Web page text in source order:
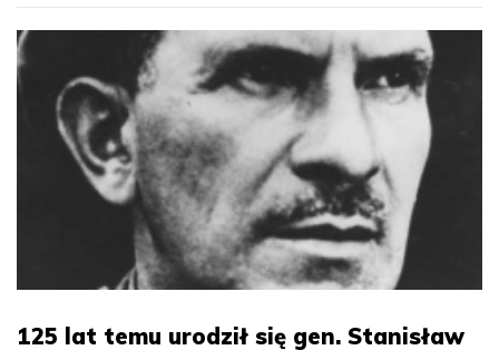
125 lat temu urodził się gen. Stanisław